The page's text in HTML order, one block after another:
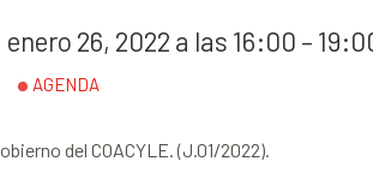
enero 26, 2022 a las 16:00 –
AGENDA
del COACYLE. (J.01/2022).